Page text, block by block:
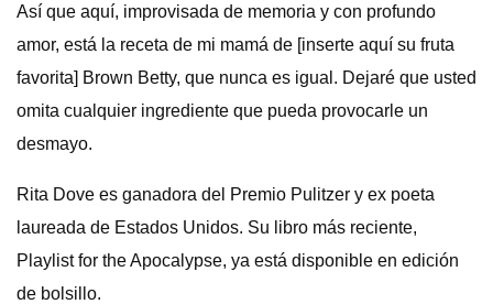
Así que aquí, improvisada de memoria y con profundo
amor, está la receta de mi mamá de [inserte aquí su fruta
favorita] Brown Betty, que nunca es igual. Dejaré que usted
omita cualquier ingrediente que pueda provocarle un
desmayo.
Rita Dove es ganadora del Premio Pulitzer y ex poeta
laureada de Estados Unidos. Su libro más reciente,
Playlist for the Apocalypse, ya está disponible en edición
de bolsillo.